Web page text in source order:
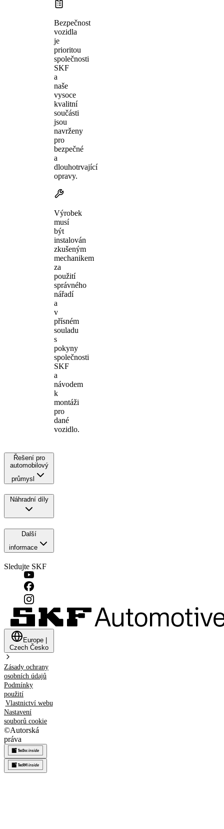
Bezpečnost
vozidla
je
prioritou
společnosti
SKF
a
naše
vysoce
kvalitní
součásti
jsou
navrženy
pro
bezpečné
a
dlouhotrvající
opravy.
Výrobek
musí
být
instalován
zkušeným
mechanikem
za
použití
správného
nářadí
a
v
přísném
souladu
s
pokyny
společnosti
SKF
a
návodem
k
montáži
pro
dané
vozidlo.
Řešení pro
automobilový
průmysl
Náhradní díly
Další
informace
Sledujte SKF
Europe
Czech Česko
Zásady ochrany
osobních údajů
Podmínky
použití
Vlastnictví webu
Nastavení
souborů cookie
©Autorská
práva